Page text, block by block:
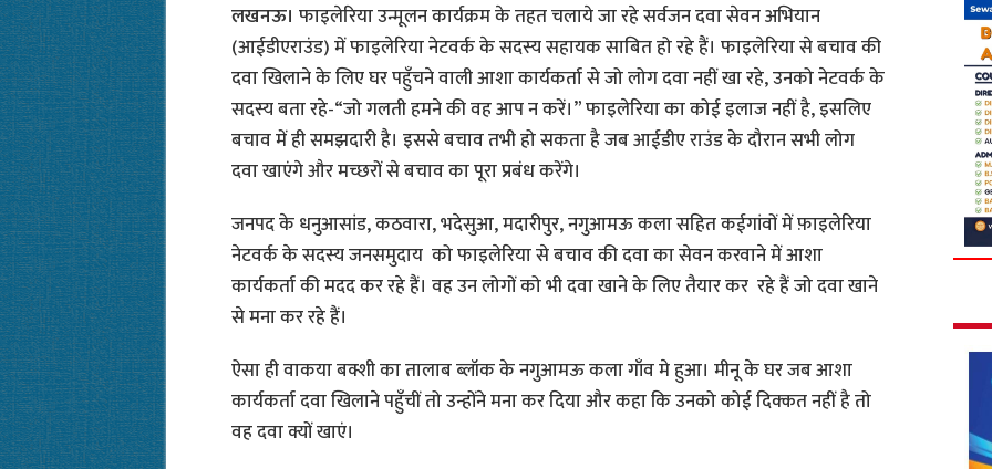
लखनऊ। फाइलेरिया उन्मूलन कार्यक्रम के तहत चलाये जा रहे सर्वजन दवा सेवन अभियान
(आईडीएराउंड) में फाइलेरिया नेटवर्क के सदस्य सहायक साबित हो रहे हैं। फाइलेरिया से बचाव की
दवा खिलाने के लिए घर पहुँचने वाली आशा कार्यकर्ता से जो लोग दवा नहीं खा रहे, उनको नेटवर्क के
सदस्य बता रहे-“जो गलती हमने की वह आप न करें।” फाइलेरिया का कोई इलाज नहीं है, इसलिए
बचाव में ही समझदारी है। इससे बचाव तभी हो सकता है जब आईडीए राउंड के दौरान सभी लोग
दवा खाएंगे और मच्छरों से बचाव का पूरा प्रबंध करेंगे।
जनपद के धनुआसांड, कठवारा, भदेसुआ, मदारीपुर, नगुआमऊ कला सहित कईगांवों में फ़ाइलेरिया
नेटवर्क के सदस्य जनसमुदाय को फाइलेरिया से बचाव की दवा का सेवन करवाने में आशा
कार्यकर्ता की मदद कर रहे हैं। वह उन लोगों को भी दवा खाने के लिए तैयार कर रहे हैं जो दवा खाने
से मना कर रहे हैं।
ऐसा ही वाकया बक्शी का तालाब ब्लॉक के नगुआमऊ कला गाँव मे हुआ। मीनू के घर जब आशा
कार्यकर्ता दवा खिलाने पहुँचीं तो उन्होंने मना कर दिया और कहा कि उनको कोई दिक्कत नहीं है तो
वह दवा क्यों खाएं।